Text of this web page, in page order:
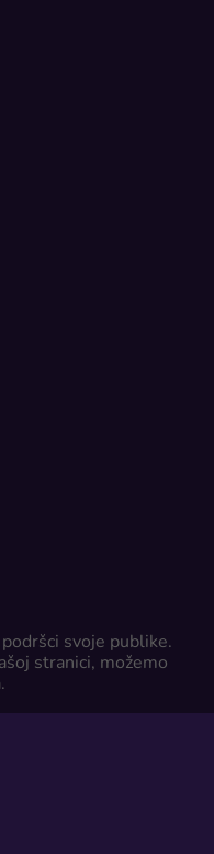
svoje publike.
stranici, možemo